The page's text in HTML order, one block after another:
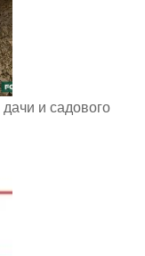
и садового